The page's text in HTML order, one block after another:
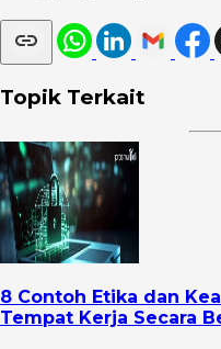
Topik Terkait
8 Contoh Etika dan
Tempat Kerja Secara